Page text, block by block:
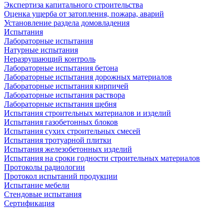
Экспертиза капитального строительства
Оценка ущерба от затопления, пожара, аварий
Установление раздела домовладения
Испытания
Лабораторные испытания
Натурные испытания
Неразрушающий контроль
Лабораторные испытания бетона
Лабораторные испытания дорожных материалов
Лабораторные испытания кирпичей
Лабораторные испытания раствора
Лабораторные испытания щебня
Испытания строительных материалов и изделий
Испытания газобетонных блоков
Испытания сухих строительных смесей
Испытания тротуарной плитки
Испытания железобетонных изделий
Испытания на сроки годности строительных материалов
Протоколы радиологии
Протокол испытаний продукции
Испытание мебели
Стендовые испытания
Сертификация